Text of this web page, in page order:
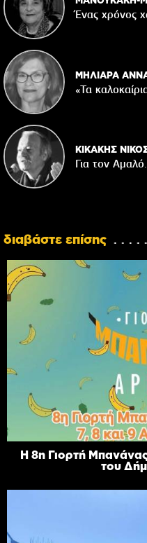
Ένας χρόνος
ΜΗΛΙΑΡΑ
«Τα
ΚΙΚΑΚΗΣ
Για τον
διαβάστε επίσης
Η 8η Γιορτή
του